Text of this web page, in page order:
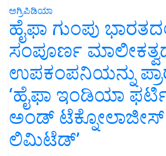
ಅಗ್ರಿಪಿಡಿಯಾ
ಹೈಫಾ ಗುಂಪು
ಸಂಪೂರ್ಣ
ಉಪಕಂಪನಿಯನ್ನು
‘ಹೈಫಾ ಇಂಡಿಯಾ
ಅಂಡ್ ಟೆಕ್ನೋಲಾಜೀಸ್
ಲಿಮಿಟೆಡ್’